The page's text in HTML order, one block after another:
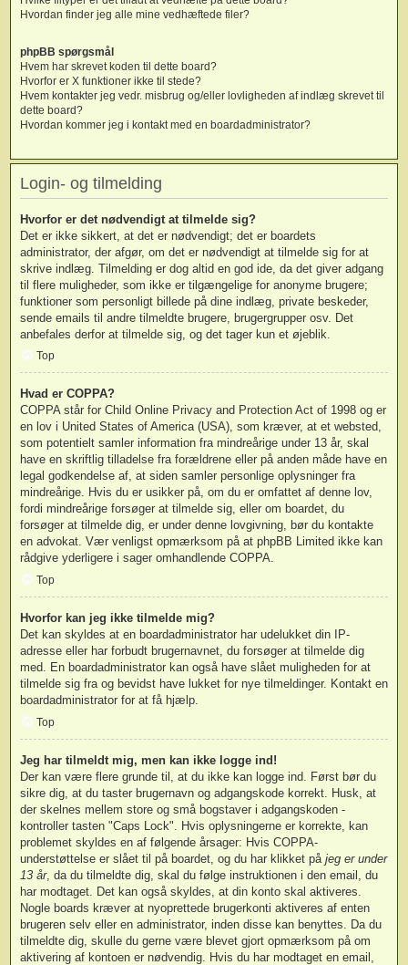
Hvordan finder jeg alle mine vedhæftede filer?
phpBB spørgsmål
Hvem har skrevet koden til dette board?
Hvorfor er X funktioner ikke til stede?
Hvem kontakter jeg vedr. misbrug og/eller lovligheden af indlæg skrevet til
dette board?
Hvordan kommer jeg i kontakt med en boardadministrator?
Login- og tilmelding
Hvorfor er det nødvendigt at tilmelde sig?
Det er ikke sikkert, at det er nødvendigt; det er boardets
administrator, der afgør, om det er nødvendigt at tilmelde sig for at
skrive indlæg. Tilmelding er dog altid en god ide, da det giver adgang
til flere muligheder, som ikke er tilgængelige for anonyme brugere;
funktioner som personligt billede på dine indlæg, private beskeder,
sende emails til andre tilmeldte brugere, brugergrupper osv. Det
anbefales derfor at tilmelde sig, og det tager kun et øjeblik.
Top
Hvad er COPPA?
COPPA står for Child Online Privacy and Protection Act of 1998 og er
en lov i United States of America (USA), som kræver, at et websted,
som potentielt samler information fra mindreårige under 13 år, skal
have en skriftlig tilladelse fra forældrene eller på anden måde have en
legal godkendelse af, at siden samler personlige oplysninger fra
mindreårige. Hvis du er usikker på, om du er omfattet af denne lov,
fordi mindreårige forsøger at tilmelde sig, eller om boardet, du
forsøger at tilmelde dig, er under denne lovgivning, bør du kontakte
en advokat. Vær venligst opmærksom på at phpBB Limited ikke kan
rådgive yderligere i sager omhandlende COPPA.
Top
Hvorfor kan jeg ikke tilmelde mig?
Det kan skyldes at en boardadministrator har udelukket din IP-
adresse eller har forbudt brugernavnet, du forsøger at tilmelde dig
med. En boardadministrator kan også have slået muligheden for at
tilmelde sig fra og bevidst have lukket for nye tilmeldinger. Kontakt en
boardadministrator for at få hjælp.
Top
Jeg har tilmeldt mig, men kan ikke logge ind!
Der kan være flere grunde til, at du ikke kan logge ind. Først bør du
sikre dig, at du taster brugernavn og adgangskode korrekt. Husk, at
der skelnes mellem store og små bogstaver i adgangskoden -
kontroller tasten "Caps Lock". Hvis oplysningerne er korrekte, kan
problemet skyldes en af følgende årsager: Hvis COPPA-
understøttelse er slået til på boardet, og du har klikket på jeg er under
13 år, da du tilmeldte dig, skal du følge instruktionen i den email, du
har modtaget. Det kan også skyldes, at din konto skal aktiveres.
Nogle boards kræver at nyoprettede brugerkonti aktiveres af enten
brugeren selv eller en administrator, inden disse kan benyttes. Da du
tilmeldte dig, skulle du gerne være blevet gjort opmærksom på om
aktivering af kontoen er nødvendig. Hvis du har modtaget en email,